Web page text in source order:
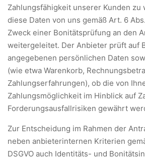
Zahlungsfähigkeit unserer Kunden zu
diese Daten von uns gemäß Art. 6
Zweck einer Bonitätsprüfung an den
weitergeleitet. Der Anbieter prüft auf
angegebenen persönlichen Daten
(wie etwa Warenkorb,
Zahlungserfahrungen), ob die von
Zahlungsmöglichkeit im Hinblick auf
Forderungsausfallrisiken gewährt
Zur Entscheidung im Rahmen der
neben anbieterinternen Kriterien
DSGVO auch Identitäts- und